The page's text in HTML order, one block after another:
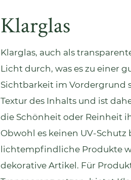
Klarglas
Klarglas, auch als
Licht durch, was es zu einer
Sichtbarkeit im Vordergrund
Textur des Inhalts und ist
die Schönheit oder Reinheit
Obwohl es keinen UV-
lichtempfindliche Produkte
dekorative Artikel. Für